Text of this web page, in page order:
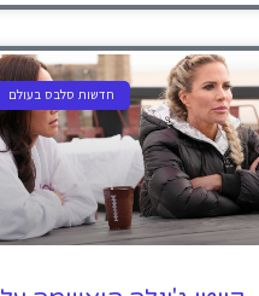
חדשות סלבס בעולם